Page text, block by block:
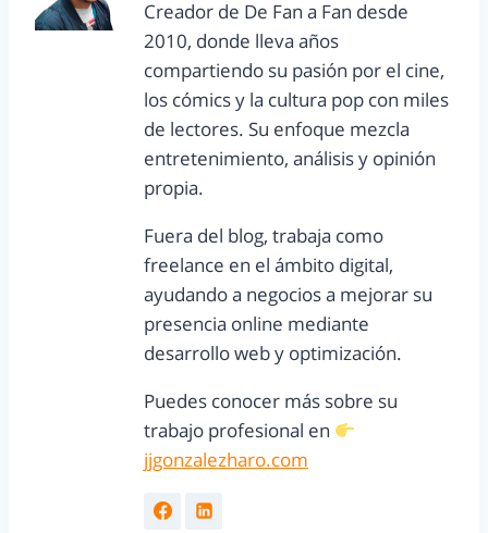
Creador de De Fan a Fan desde
2010, donde lleva años
compartiendo su pasión por el cine,
los cómics y la cultura pop con miles
de lectores. Su enfoque mezcla
entretenimiento, análisis y opinión
propia.
Fuera del blog, trabaja como
freelance en el ámbito digital,
ayudando a negocios a mejorar su
presencia online mediante
desarrollo web y optimización.
Puedes conocer más sobre su
trabajo profesional en
jjgonzalezharo.com